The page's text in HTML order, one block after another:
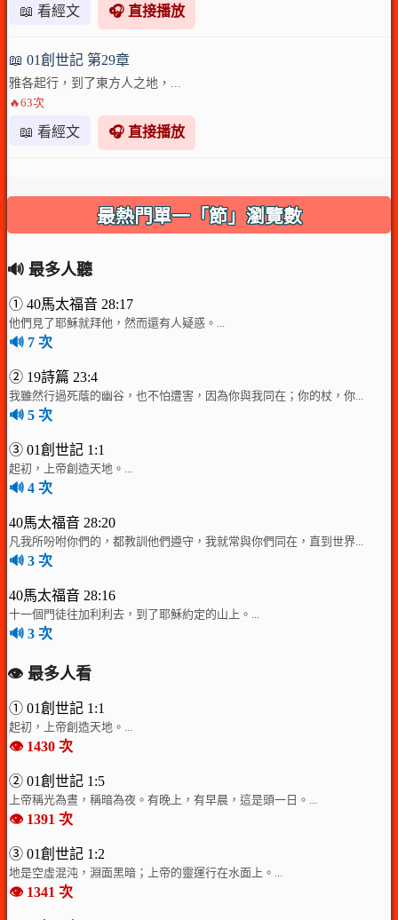
📖 看經文 🎧 直接播放
📖 01創世記 第29章
雅各起行，到了東方人之地，...
🔥63次
📖 看經文 🎧 直接播放
最熱門單一「節」瀏覽數
🔊 最多人聽
① 40馬太福音 28:17
他們見了耶穌就拜他，然而還有人疑惑。...
🔊 7 次
② 19詩篇 23:4
我雖然行過死蔭的幽谷，也不怕遭害，因為你與我同在；你的杖，你...
🔊 5 次
③ 01創世記 1:1
起初，上帝創造天地。...
🔊 4 次
40馬太福音 28:20
凡我所吩咐你們的，都教訓他們遵守，我就常與你們同在，直到世界...
🔊 3 次
40馬太福音 28:16
十一個門徒往加利利去，到了耶穌約定的山上。...
🔊 3 次
👁️ 最多人看
① 01創世記 1:1
起初，上帝創造天地。...
👁️ 1430 次
② 01創世記 1:5
上帝稱光為晝，稱暗為夜。有晚上，有早晨，這是頭一日。...
👁️ 1391 次
③ 01創世記 1:2
地是空虛混沌，淵面黑暗；上帝的靈運行在水面上。...
👁️ 1341 次